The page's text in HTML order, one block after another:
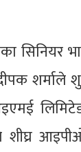
दीपक